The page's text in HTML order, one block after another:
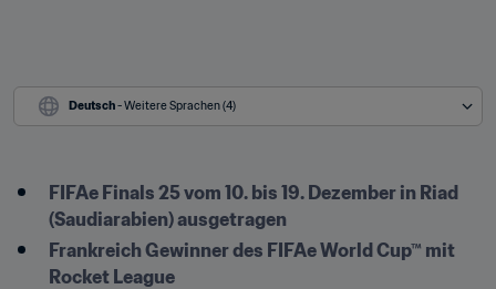
Deutsch - Weitere Sprachen (4)
FIFAe Finals 25 vom 10. bis 19. Dezember in Riad
(Saudiarabien) ausgetragen
Frankreich Gewinner des FIFAe World Cup™ mit
Rocket League